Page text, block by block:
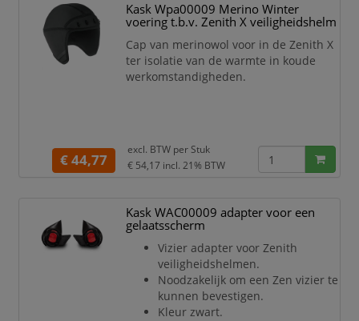
Het voordeel: het vizier en de
gehoorbescherming kunnen gelijktijdig
met de hoofdlamp wo
Kask Wpa00009 Merino Winter
voering t.b.v. Zenith X veiligheidshelm
Cap van merinowol voor in de Zenith X
ter isolatie van de warmte in koude
werkomstandigheden.
€ 44,77
excl. BTW per Stuk
€ 54,17 incl. 21% BTW
Kask WAC00009 adapter voor een
gelaatsscherm
Vizier adapter voor Zenith
veiligheidshelmen.
Noodzakelijk om een Zen vizier te
kunnen bevestigen.
Kleur zwart.